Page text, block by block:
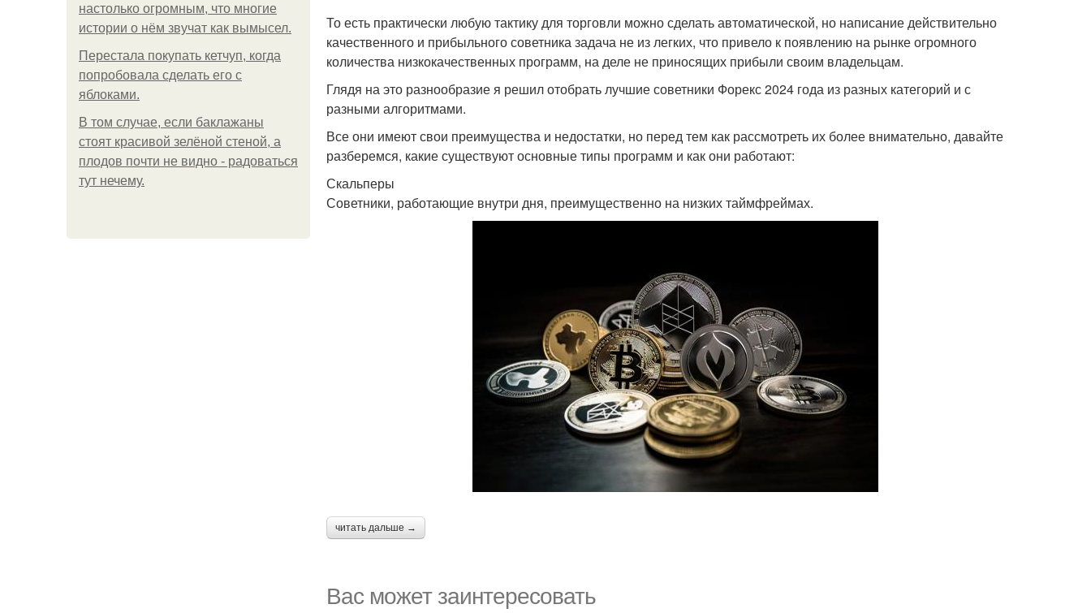
настолько огромным, что многие
истории о нём звучат как вымысел.
Перестала покупать кетчуп, когда
попробовала сделать его с
яблоками.
В том случае, если баклажаны
стоят красивой зелёной стеной, а
плодов почти не видно - радоваться
тут нечему.
То есть практически любую тактику для торговли можно сделать автоматической, но написание действительно
качественного и прибыльного советника задача не из легких, что привело к появлению на рынке огромного
количества низкокачественных программ, на деле не приносящих прибыли своим владельцам.
Глядя на это разнообразие я решил отобрать лучшие советники Форекс 2024 года из разных категорий и с
разными алгоритмами.
Все они имеют свои преимущества и недостатки, но перед тем как рассмотреть их более внимательно, давайте
разберемся, какие существуют основные типы программ и как они работают:
Скальперы
Советники, работающие внутри дня, преимущественно на низких таймфреймах.
читать дальше →
Вас может заинтересовать